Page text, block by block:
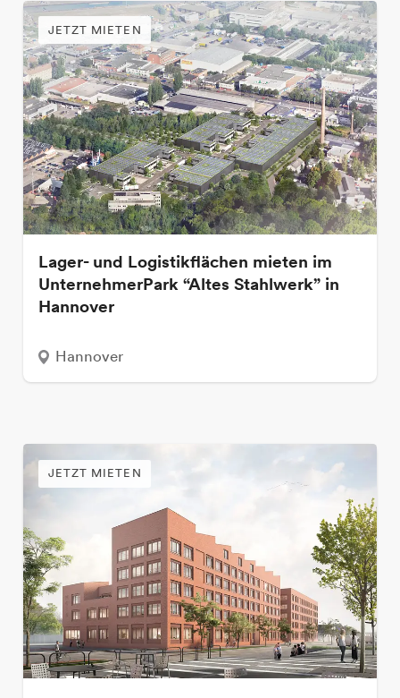
JETZT MIETEN
Lager- und Logistikflächen mieten im
UnternehmerPark “Altes Stahlwerk” in
Hannover
Hannover
JETZT MIETEN